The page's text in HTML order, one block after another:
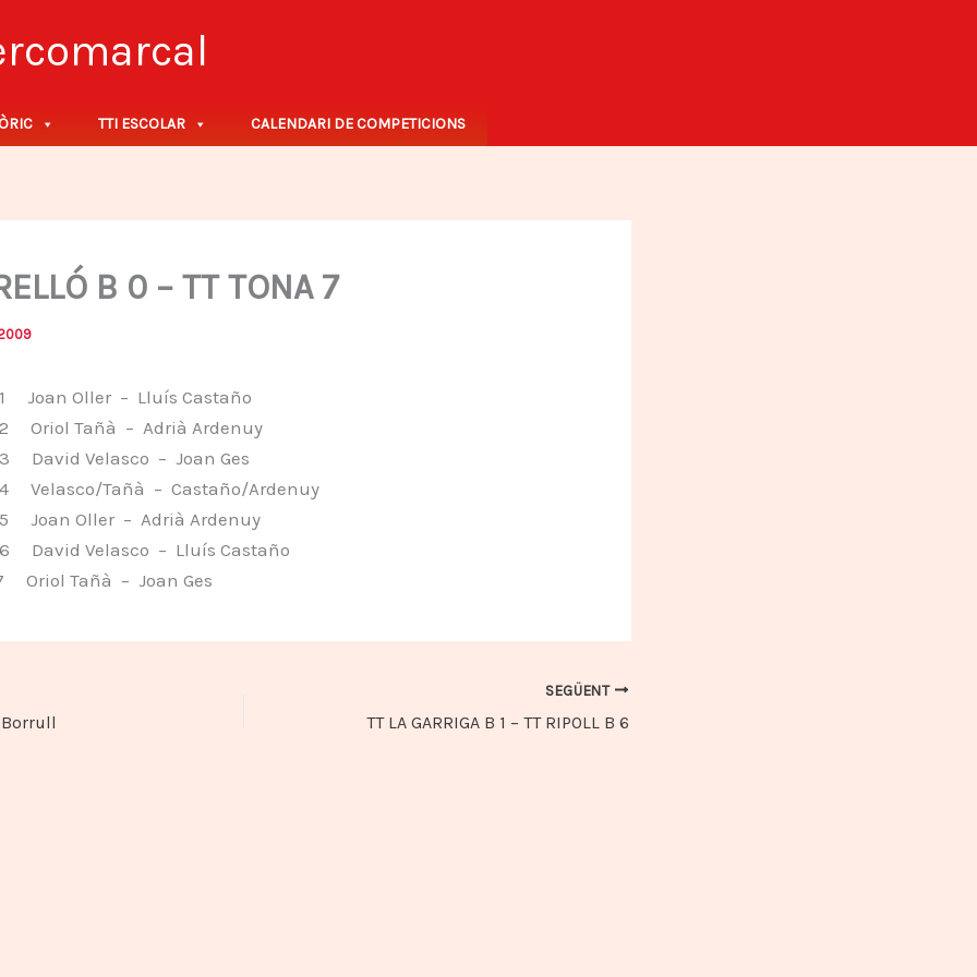
TTI ESCOLAR CALENDARI DE COMPETICIONS
B 0 – TT TONA 7
Oller – Lluís Castaño
Tañà – Adrià Ardenuy
Velasco – Joan Ges
Tañà – Castaño/Ardenuy
Oller – Adrià Ardenuy
Velasco – Lluís Castaño
Tañà – Joan Ges
SEGÜENT
TT LA GARRIGA B 1 – TT RIPOLL B 6